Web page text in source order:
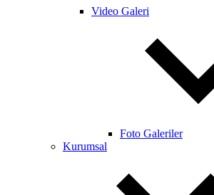
Video Galeri
Foto Galeriler
Kurumsal